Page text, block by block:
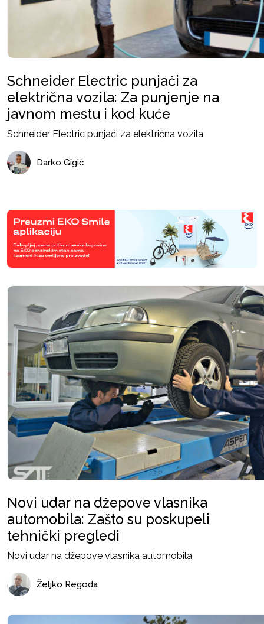
Schneider Electric punjači za
električna vozila: Za punjenje na
javnom mestu i kod kuće
Schneider Electric punjači za električna vozila
Darko Gigić
Novi udar na džepove vlasnika
automobila: Zašto su poskupeli
tehnički pregledi
Novi udar na džepove vlasnika automobila
Željko Regoda